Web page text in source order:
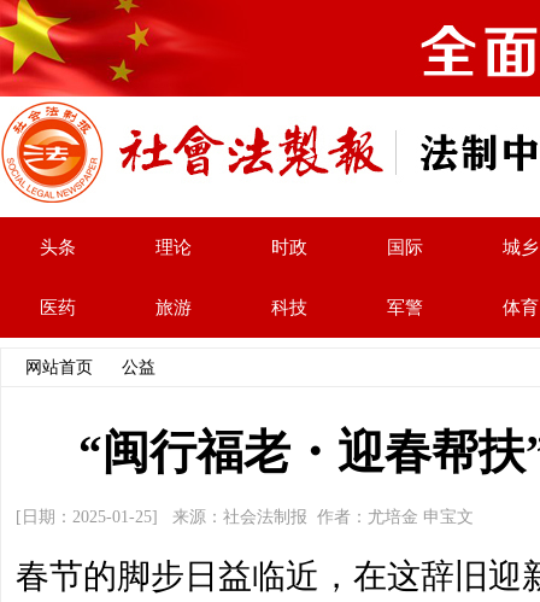
头条 理论 时政 国际 城乡
医药 旅游 科技 军警 体育
网站首页 公益
“闽行福老・迎春帮
[日期：2025-01-25] 来源：社会法制报 作者：尤培金 申宝文
春节的脚步日益临近，在这辞旧迎